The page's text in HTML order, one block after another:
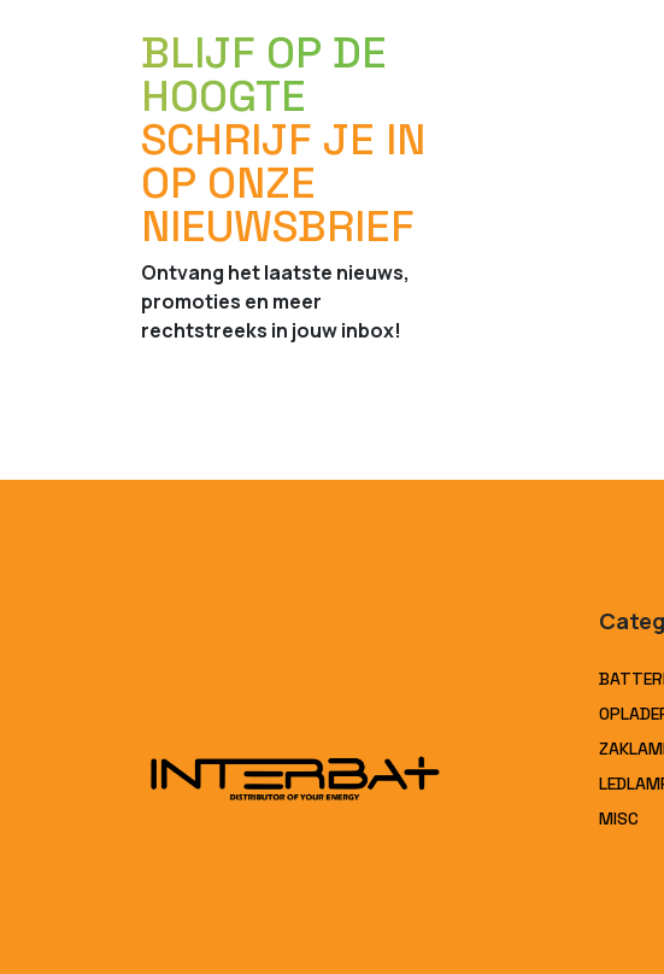
BLIJF OP DE
HOOGTE
SCHRIJF JE IN
OP ONZE
NIEUWSBRIEF
Ontvang het laatste nieuws,
promoties en meer
rechtstreeks in jouw inbox!
MISC